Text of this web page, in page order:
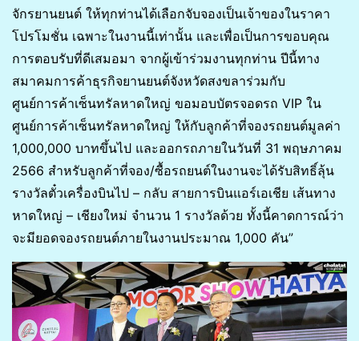
จักรยานยนต์ ให้ทุกท่านได้เลือกจับจองเป็นเจ้าของในราคา
โปรโมชั่น เฉพาะในงานนี้เท่านั้น และเพื่อเป็นการขอบคุณ
การตอบรับที่ดีเสมอมา จากผู้เข้าร่วมงานทุกท่าน ปีนี้ทาง
สมาคมการค้าธุรกิจยานยนต์จังหวัดสงขลาร่วมกับ
ศูนย์การค้าเซ็นทรัลหาดใหญ่ ขอมอบบัตรจอดรถ VIP ใน
ศูนย์การค้าเซ็นทรัลหาดใหญ่ ให้กับลูกค้าที่จองรถยนต์มูลค่า
1,000,000 บาทขึ้นไป และออกรถภายในวันที่ 31 พฤษภาคม
2566 สำหรับลูกค้าที่จอง/ซื้อรถยนต์ในงานจะได้รับสิทธิ์ลุ้น
รางวัลตั๋วเครื่องบินไป – กลับ สายการบินแอร์เอเชีย เส้นทาง
หาดใหญ่ – เชียงใหม่ จำนวน 1 รางวัลด้วย ทั้งนี้คาดการณ์ว่า
จะมียอดจองรถยนต์ภายในงานประมาณ 1,000 คัน”